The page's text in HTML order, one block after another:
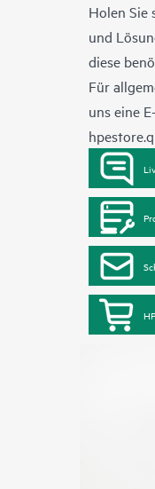
Holen Sie
und
diese
Für
uns eine